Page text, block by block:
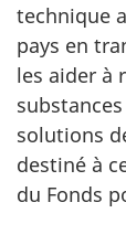
technique
pays en
les aider à
solutions
destiné à
du Fonds